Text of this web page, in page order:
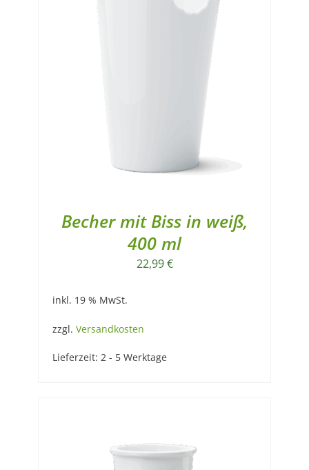
Becher mit Biss in weiß,
400 ml
22,99€
inkl. 19 % MwSt.
zzgl. Versandkosten
Lieferzeit: 2 - 5 Werktage